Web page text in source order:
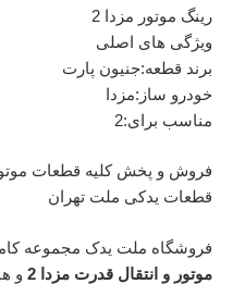
رینگ موتور مزدا 2
ویژگی های اصلی
برند قطعه:جنیون پارت
خودرو ساز:مزدا
مناسب برای:2
قطعات یدکی ملت تهران
فروشگاه ملت یدک مجموعه
موتور و انتقال قدرت مزدا 2
و